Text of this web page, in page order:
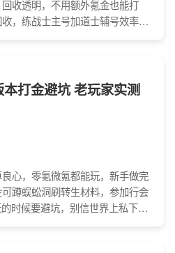
收透明，不用额外氪金也能打
，练战士主号加道士辅号效率
打金避坑 老玩家实测
心，零氪微氪都能玩，新手做完
蹲蜈蚣洞刷转生材料，参加行会
时候要避坑，别信世界上私下交